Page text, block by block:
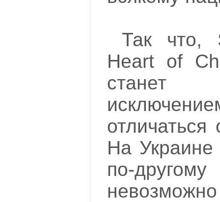
Так что,
Heart of
На Украине
по-